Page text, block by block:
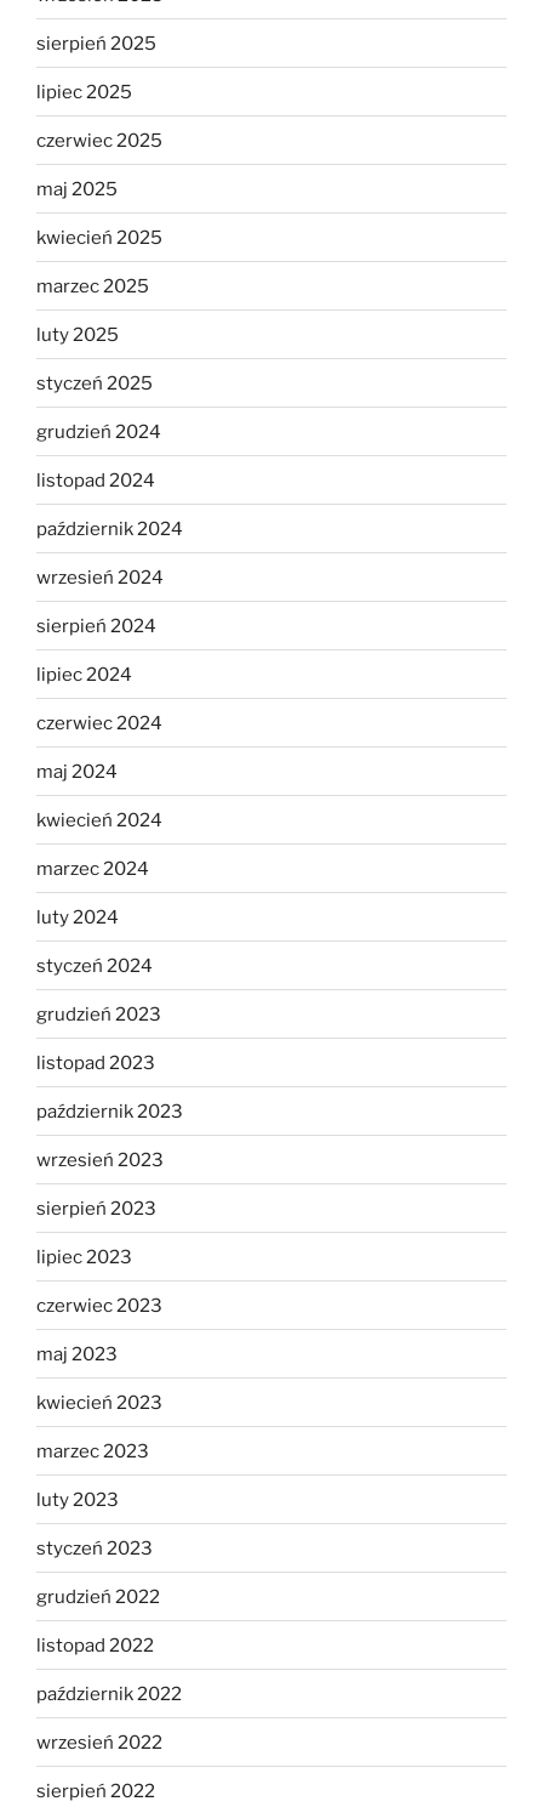
sierpień 2025
lipiec 2025
czerwiec 2025
maj 2025
kwiecień 2025
marzec 2025
luty 2025
styczeń 2025
grudzień 2024
listopad 2024
październik 2024
wrzesień 2024
sierpień 2024
lipiec 2024
czerwiec 2024
maj 2024
kwiecień 2024
marzec 2024
luty 2024
styczeń 2024
grudzień 2023
listopad 2023
październik 2023
wrzesień 2023
sierpień 2023
lipiec 2023
czerwiec 2023
maj 2023
kwiecień 2023
marzec 2023
luty 2023
styczeń 2023
grudzień 2022
listopad 2022
październik 2022
wrzesień 2022
sierpień 2022